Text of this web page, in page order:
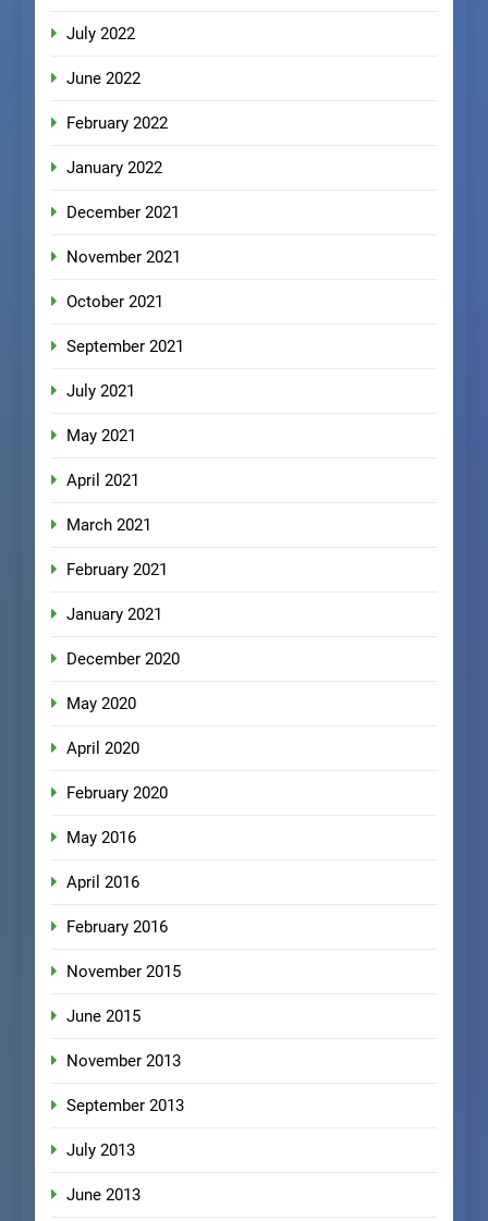
July 2022
June 2022
February 2022
January 2022
December 2021
November 2021
October 2021
September 2021
July 2021
May 2021
April 2021
March 2021
February 2021
January 2021
December 2020
May 2020
April 2020
February 2020
May 2016
April 2016
February 2016
November 2015
June 2015
November 2013
September 2013
July 2013
June 2013